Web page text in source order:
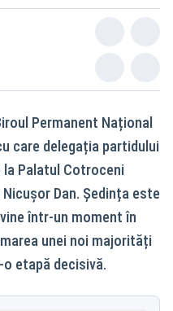
Permanent Național
care delegația partidului
la Palatul Cotroceni
Dan. Ședința este
într-un moment în
unei noi majorități
etapă decisivă.